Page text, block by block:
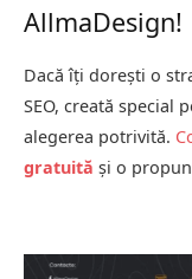
AllmaDesign!
Dacă îți dorești o
SEO, creată special
alegerea potrivită.
gratuită și o